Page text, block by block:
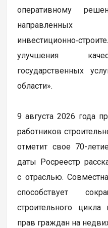
оперативному
улучшения
государственных
области».
9 августа 2026 года
работников
отметит свое 70-
даты Росреестр
с отраслью.
способствует
строительного
прав граждан на